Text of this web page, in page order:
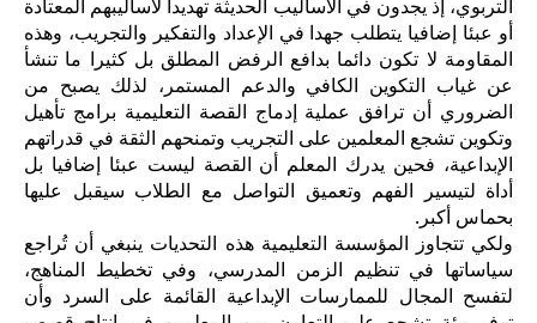
التربوي، إذ يجدون في الأساليب الحديثة تهديدا لأساليبهم المعتادة
أو عبئا إضافيا يتطلب جهدا في الإعداد والتفكير والتجريب، وهذه
المقاومة لا تكون دائما بدافع الرفض المطلق بل كثيرا ما تنشأ
عن غياب التكوين الكافي والدعم المستمر، لذلك يصبح من
الضروري أن ترافق عملية إدماج القصة التعليمية برامج تأهيل
وتكوين تشجع المعلمين على التجريب وتمنحهم الثقة في قدراتهم
الإبداعية، فحين يدرك المعلم أن القصة ليست عبئا إضافيا بل
أداة لتيسير الفهم وتعميق التواصل مع الطلاب سيقبل عليها
بحماس أكبر.
ولكي تتجاوز المؤسسة التعليمية هذه التحديات ينبغي أن تُراجع
سياساتها في تنظيم الزمن المدرسي، وفي تخطيط المناهج،
لتفسح المجال للممارسات الإبداعية القائمة على السرد وأن